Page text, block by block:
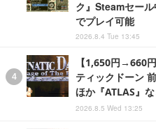
ク』Steamセー
でプレイ可能
2026.8.4 Tue 13:45
【1,650円→660
ティックドーン
ほか『ATLAS』
2026.8.5 Wed 13:25